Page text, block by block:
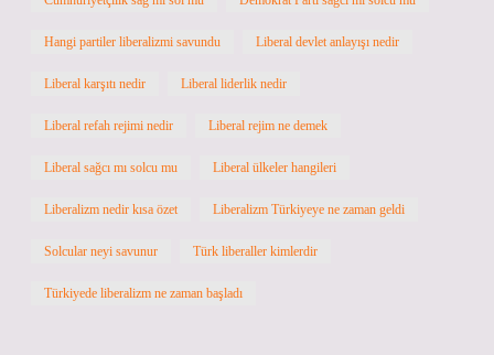
Hangi partiler liberalizmi savundu Liberal devlet anlayışı nedir
Liberal karşıtı nedir Liberal liderlik nedir
Liberal refah rejimi nedir Liberal rejim ne demek
Liberal sağcı mı solcu mu Liberal ülkeler hangileri
Liberalizm nedir kısa özet Liberalizm Türkiyeye ne zaman geldi
Solcular neyi savunur Türk liberaller kimlerdir
Türkiyede liberalizm ne zaman başladı